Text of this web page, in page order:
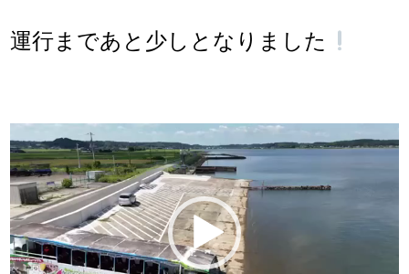
運行まであと少しとなりました
画
プ
レ
ー
ヤ
ー